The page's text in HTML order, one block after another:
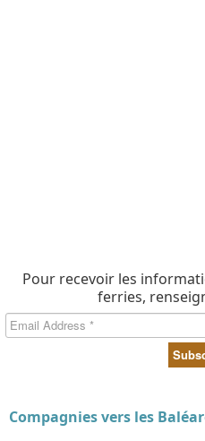
Pour recevoir les
ferries,
Compagnies vers les